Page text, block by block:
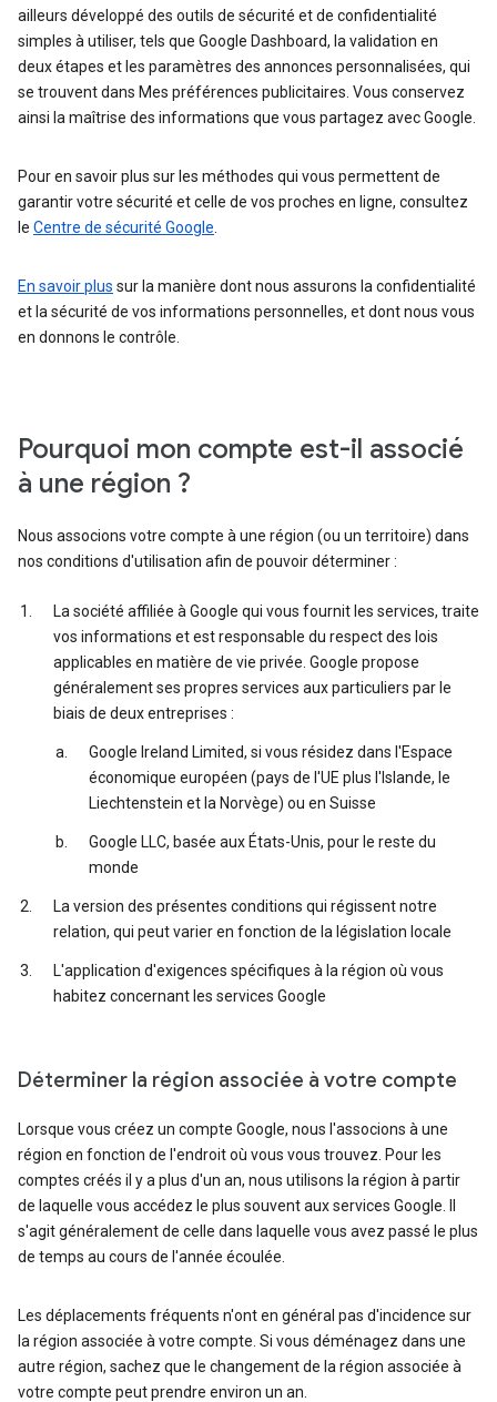
ailleurs développé des outils de sécurité et de confidentialité
simples à utiliser, tels que Google Dashboard, la validation en
deux étapes et les paramètres des annonces personnalisées, qui
se trouvent dans Mes préférences publicitaires. Vous conservez
ainsi la maîtrise des informations que vous partagez avec Google.
Pour en savoir plus sur les méthodes qui vous permettent de
garantir votre sécurité et celle de vos proches en ligne, consultez
le Centre de sécurité Google
En savoir plus sur la manière dont nous assurons la confidentialité
et la sécurité de vos informations personnelles, et dont nous vous
en donnons le contrôle.
Pourquoi mon compte est-il associé
à une région ?
Nous associons votre compte à une région (ou un territoire) dans
nos conditions d'utilisation afin de pouvoir déterminer :
La société affiliée à Google qui vous fournit les services, traite
vos informations et est responsable du respect des lois
applicables en matière de vie privée. Google propose
généralement ses propres services aux particuliers par le
biais de deux entreprises :
Google Ireland Limited, si vous résidez dans l'Espace
économique européen (pays de l'UE plus l'Islande, le
Liechtenstein et la Norvège) ou en Suisse
Google LLC, basée aux États-Unis, pour le reste du
monde
La version des présentes conditions qui régissent notre
relation, qui peut varier en fonction de la législation locale
L'application d'exigences spécifiques à la région où vous
habitez concernant les services Google
Déterminer la région associée à votre compte
Lorsque vous créez un compte Google, nous l'associons à une
région en fonction de l'endroit où vous vous trouvez. Pour les
comptes créés il y a plus d'un an, nous utilisons la région à partir
de laquelle vous accédez le plus souvent aux services Google. Il
s'agit généralement de celle dans laquelle vous avez passé le plus
de temps au cours de l'année écoulée.
Les déplacements fréquents n'ont en général pas d'incidence sur
la région associée à votre compte. Si vous déménagez dans une
autre région, sachez que le changement de la région associée à
votre compte peut prendre environ un an.